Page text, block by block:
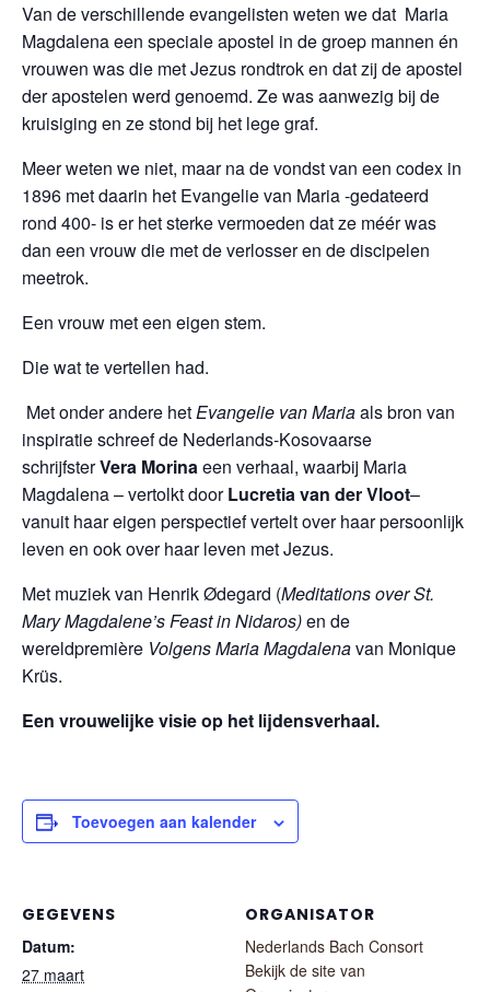
Van de verschillende evangelisten weten we dat Maria
Magdalena een speciale apostel in de groep mannen én
vrouwen was die met Jezus rondtrok en dat zij de apostel
der apostelen werd genoemd. Ze was aanwezig bij de
kruisiging en ze stond bij het lege graf.
Meer weten we niet, maar na de vondst van een codex in
1896 met daarin het Evangelie van Maria -gedateerd
rond 400- is er het sterke vermoeden dat ze méér was
dan een vrouw die met de verlosser en de discipelen
meetrok.
Een vrouw met een eigen stem.
Die wat te vertellen had.
Met onder andere hetEvangelie van Mariaals bron van
inspiratie schreef de Nederlands-Kosovaarse
schrijfsterVera Morinaeen verhaal, waarbij Maria
Magdalena – vertolkt doorLucretia van der Vloot–
vanuit haar eigen perspectief vertelt over haar persoonlijk
leven en ook over haar leven met Jezus.
Met muziek van Henrik Ødegard (Meditations over St.
Mary Magdalene’s Feast in Nidaros)en de
wereldpremière Volgens Maria Magdalenavan Monique
Krüs.
Een vrouwelijke visie op het lijdensverhaal.
Toevoegen aan kalender
GEGEVENS
Datum:
27 maart
ORGANISATOR
Nederlands Bach Consort
Bekijk de site van